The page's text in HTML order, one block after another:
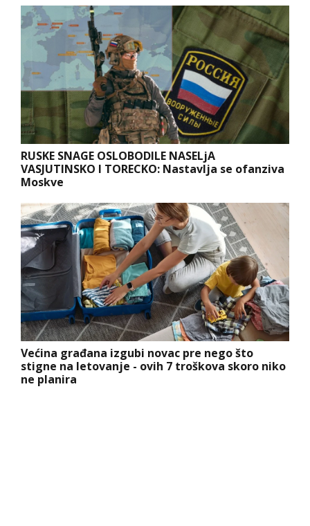
RUSKE SNAGE OSLOBODILE NASELjA
VASJUTINSKO I TORECKO: Nastavlja se ofanziva
Moskve
Većina građana izgubi novac pre nego što
stigne na letovanje - ovih 7 troškova skoro niko
ne planira